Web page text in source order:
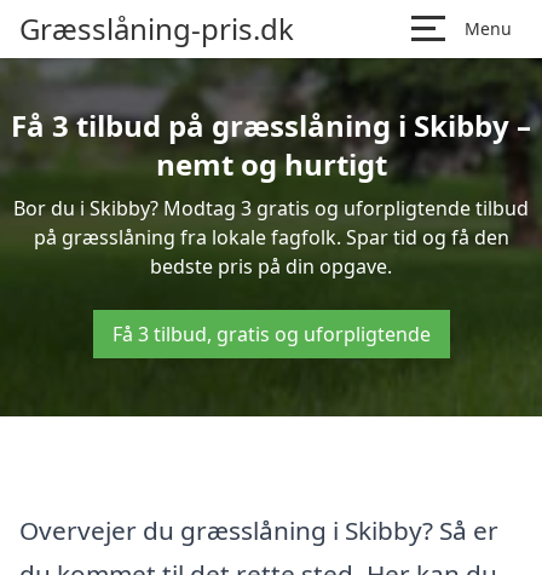
Græsslåning-pris.dk Menu
Få 3 tilbud på græsslåning i Skibby –
nemt og hurtigt
Bor du i Skibby? Modtag 3 gratis og uforpligtende tilbud
på græsslåning fra lokale fagfolk. Spar tid og få den
bedste pris på din opgave.
Få 3 tilbud, gratis og uforpligtende
Overvejer du græsslåning i Skibby? Så er